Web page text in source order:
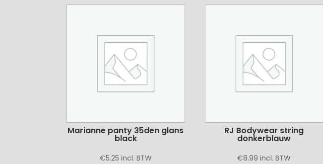
Marianne panty 35den glans
black
€5.25 incl. BTW
RJ Bodywear string
donkerblauw
€8.99 incl. BTW